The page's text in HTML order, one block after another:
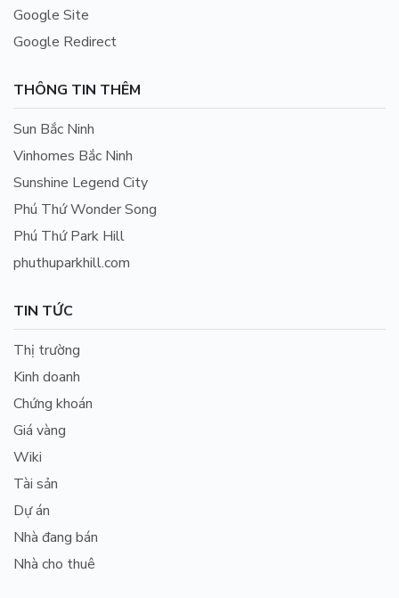
Google Site
Google Redirect
THÔNG TIN THÊM
Sun Bắc Ninh
Vinhomes Bắc Ninh
Sunshine Legend City
Phú Thứ Wonder Song
Phú Thứ Park Hill
phuthuparkhill.com
TIN TỨC
Thị trường
Kinh doanh
Chứng khoán
Giá vàng
Wiki
Tài sản
Dự án
Nhà đang bán
Nhà cho thuê